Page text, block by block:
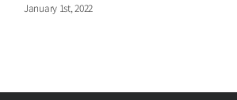
January 1st, 2022